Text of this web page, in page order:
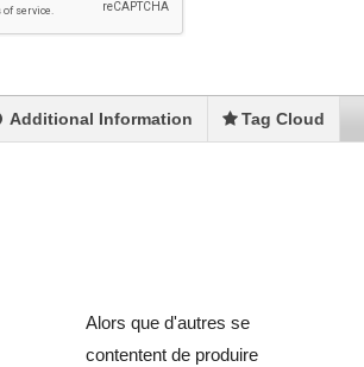
Additional Information Tag Cloud
Alors que d'autres se
contentent de produire